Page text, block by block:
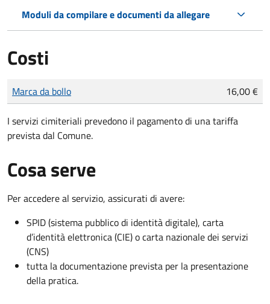
Moduli da compilare e documenti da allegare
Costi
Tipo di pagamento
Importo
Marca da bollo 16,00 €
I servizi cimiteriali prevedono il pagamento di una tariffa
prevista dal Comune.
Cosa serve
Per accedere al servizio, assicurati di avere:
SPID (sistema pubblico di identità digitale), carta
d’identità elettronica (CIE) o carta nazionale dei servizi
(CNS)
tutta la documentazione prevista per la presentazione
della pratica.